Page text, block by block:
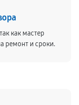
как мастер
ремонт и сроки.